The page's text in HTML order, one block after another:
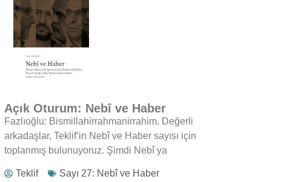
Açık Oturum: Nebî ve Haber
Fazlıoğlu: Bismillahirrahmanirrahim. Değerli
arkadaşlar, Teklif’in Nebî ve Haber sayısı için
toplanmış bulunuyoruz. Şimdi Nebî ya
Teklif Sayı 27: Nebî ve Haber